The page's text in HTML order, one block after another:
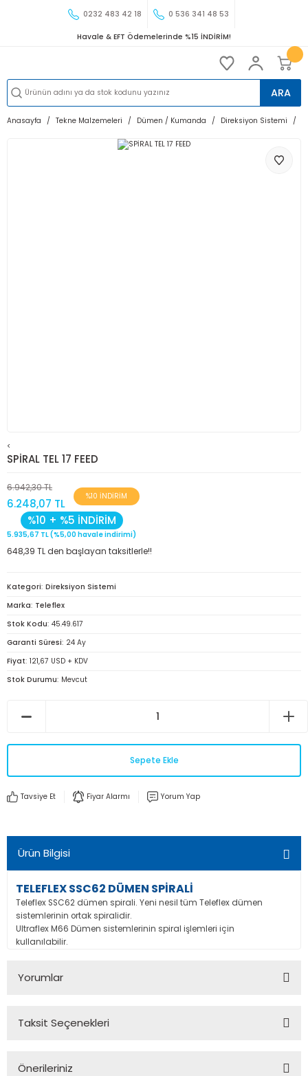
0232 483 42 18 0 536 341 48 53
Havale & EFT Ödemelerinde %15 İNDİRİM!
ARA
Anasayfa Tekne Malzemeleri Dümen / Kumanda Direksiyon Sistemi
<
SPİRAL TEL 17 FEED
6.942,30 TL
6.248,07 TL
%10 İNDİRİM
%10 + %5 İNDİRİM
5.935,67 TL (%5,00 havale indirimi)
648,39 TL den başlayan taksitlerle!!
Kategori Direksiyon Sistemi
Marka Teleflex
Stok Kodu 45.49.617
Garanti Süresi 24 Ay
Fiyat 121,67 USD + KDV
Stok Durumu Mevcut
Sepete Ekle
Tavsiye Et Fiyar Alarmı Yorum Yap
Ürün Bilgisi
TELEFLEX SSC62 DÜMEN SPİRALİ
Teleflex SSC62 dümen spirali. Yeni nesil tüm Teleflex dümen
sistemlerinin ortak spiralidir.
Ultraflex M66 Dümen sistemlerinin spiral işlemleri için
kullanılabilir.
Yorumlar
Taksit Seçenekleri
Önerileriniz